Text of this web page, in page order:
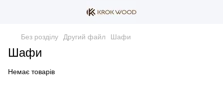
Без розділу Другий файл Шафи
Шафи
Немає товарів